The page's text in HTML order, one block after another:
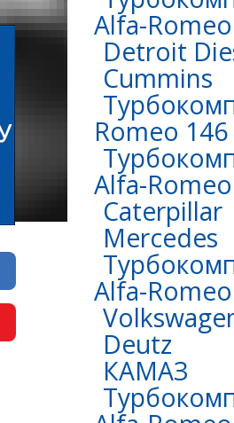
Alfa-
Detroit
Сummins
Romeo
Alfa-
Caterpillar
Mercedes
Alfa-
Deutz
КАМАЗ